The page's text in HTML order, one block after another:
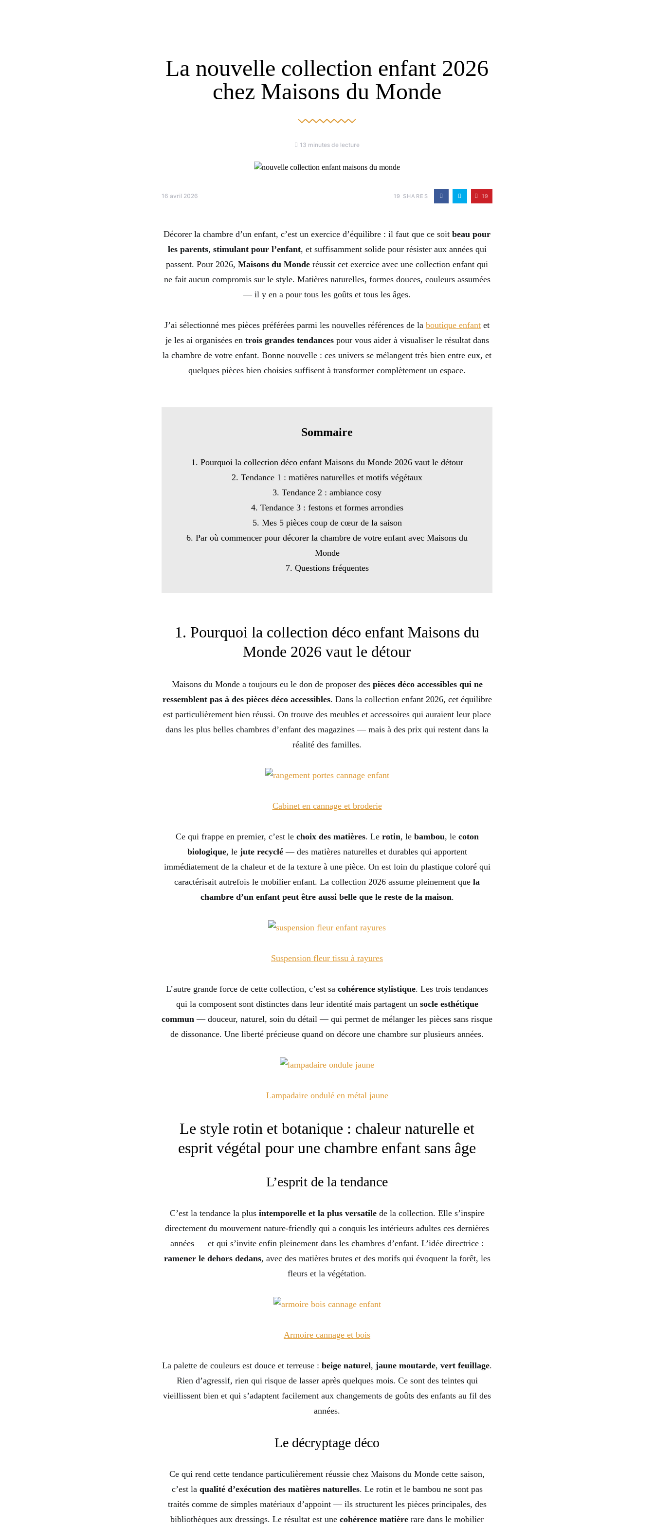
La nouvelle collection enfant 2026
chez Maisons du Monde
13 minutes de lecture
16 avril 2026 19 SHARES 19
Décorer la chambre d’un enfant, c’est un exercice d’équilibre : il faut que ce soit beau pour
les parents, stimulant pour l’enfant, et suffisamment solide pour résister aux années qui
passent. Pour 2026, Maisons du Monde réussit cet exercice avec une collection enfant qui
ne fait aucun compromis sur le style. Matières naturelles, formes douces, couleurs assumées
— il y en a pour tous les goûts et tous les âges.
J’ai sélectionné mes pièces préférées parmi les nouvelles références de la boutique enfant et
je les ai organisées en trois grandes tendancespour vous aider à visualiser le résultat dans
la chambre de votre enfant. Bonne nouvelle : ces univers se mélangent très bien entre eux, et
quelques pièces bien choisies suffisent à transformer complètement un espace.
Sommaire
1. Pourquoi la collection déco enfant Maisons du Monde 2026 vaut le détour
2. Tendance 1 : matières naturelles et motifs végétaux
3. Tendance 2 : ambiance cosy
4. Tendance 3 : festons et formes arrondies
5. Mes 5 pièces coup de cœur de la saison
6. Par où commencer pour décorer la chambre de votre enfant avec Maisons du
Monde
7. Questions fréquentes
1. Pourquoi la collection déco enfant Maisons du
Monde 2026 vaut le détour
Maisons du Monde a toujours eu le don de proposer des pièces déco accessibles qui ne
ressemblent pas à des pièces déco accessibles. Dans la collection enfant 2026, cet équilibre
est particulièrement bien réussi. On trouve des meubles et accessoires qui auraient leur place
dans les plus belles chambres d’enfant des magazines — mais à des prix qui restent dans la
réalité des familles.
Cabinet en cannage et broderie
Ce qui frappe en premier, c’est le choix des matières. Le rotin, le bambou, le coton
biologique, le jute recyclé— des matières naturelles et durables qui apportent
immédiatement de la chaleur et de la texture à une pièce. On est loin du plastique coloré qui
caractérisait autrefois le mobilier enfant. La collection 2026 assume pleinement que la
chambre d’un enfant peut être aussi belle que le reste de la maison.
Suspension fleur tissu à rayures
L’autre grande force de cette collection, c’est sa cohérence stylistique. Les trois tendances
qui la composent sont distinctes dans leur identité mais partagent un socle esthétique
commun — douceur, naturel, soin du détail — qui permet de mélanger les pièces sans risque
de dissonance. Une liberté précieuse quand on décore une chambre sur plusieurs années.
Lampadaire ondulé en métal jaune
Le style rotin et botanique : chaleur naturelle et
esprit végétal pour une chambre enfant sans âge
L’esprit de la tendance
C’est la tendance la plus intemporelle et la plus versatilede la collection. Elle s’inspire
directement du mouvement nature-friendly qui a conquis les intérieurs adultes ces dernières
années — et qui s’invite enfin pleinement dans les chambres d’enfant. L’idée directrice :
ramener le dehors dedans, avec des matières brutes et des motifs qui évoquent la forêt, les
fleurs et la végétation.
Armoire cannage et bois
La palette de couleurs est douce et terreuse : beige naturel, jaune moutarde, vert feuillage.
Rien d’agressif, rien qui risque de lasser après quelques mois. Ce sont des teintes qui
vieillissent bien et qui s’adaptent facilement aux changements de goûts des enfants au fil des
années.
Le décryptage déco
Ce qui rend cette tendance particulièrement réussie chez Maisons du Monde cette saison,
c’est la qualité d’exécution des matières naturelles. Le rotin et le bambou ne sont pas
traités comme de simples matériaux d’appoint — ils structurent les pièces principales, des
bibliothèques aux dressings. Le résultat est une cohérence matière rare dans le mobilier